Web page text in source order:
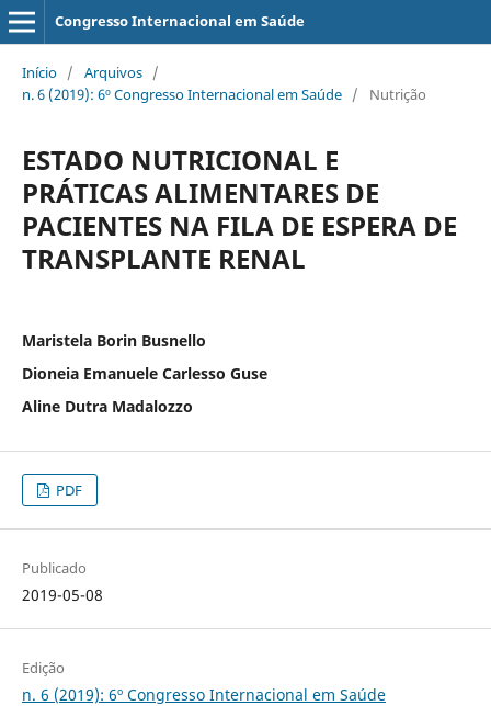
Congresso Internacional em Saúde
Início / Arquivos /
n. 6 (2019): 6º Congresso Internacional em Saúde / Nutrição
ESTADO NUTRICIONAL E
PRÁTICAS ALIMENTARES DE
PACIENTES NA FILA DE ESPERA DE
TRANSPLANTE RENAL
Maristela Borin Busnello
Dioneia Emanuele Carlesso Guse
Aline Dutra Madalozzo
PDF
Publicado
2019-05-08
Edição
n. 6 (2019): 6º Congresso Internacional em Saúde